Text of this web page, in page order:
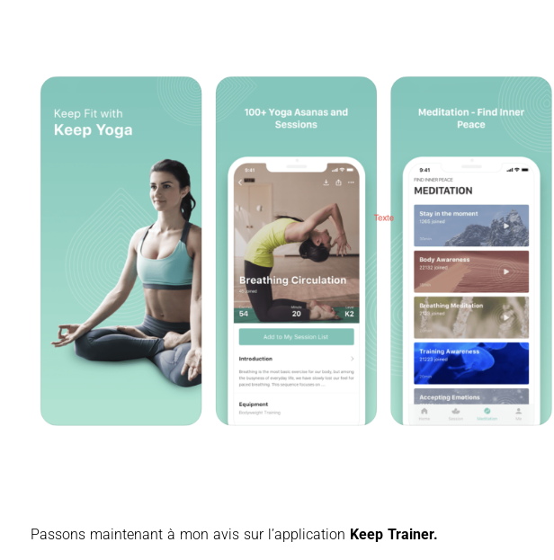
Passons maintenant à mon avis sur l’application Keep Trainer.